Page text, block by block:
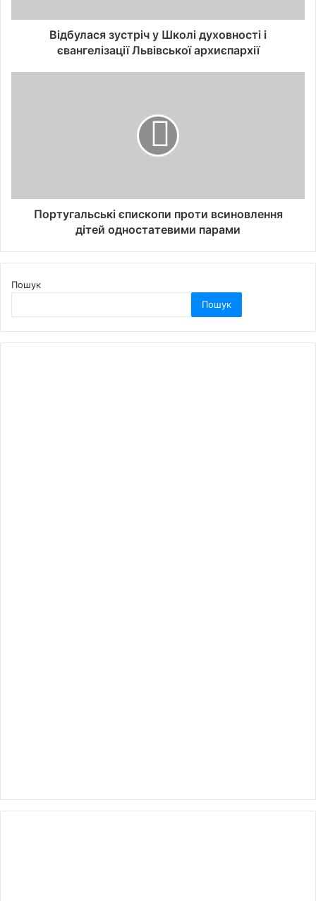
Відбулася зустріч у Школі духовності і
євангелізації Львівської архиєпархії
Португальські єпископи проти всиновлення
дітей одностатевими парами
Пошук
Пошук